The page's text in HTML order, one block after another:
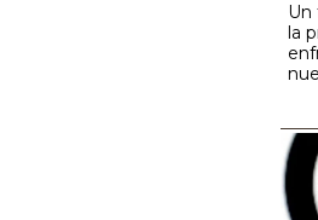
Un
la